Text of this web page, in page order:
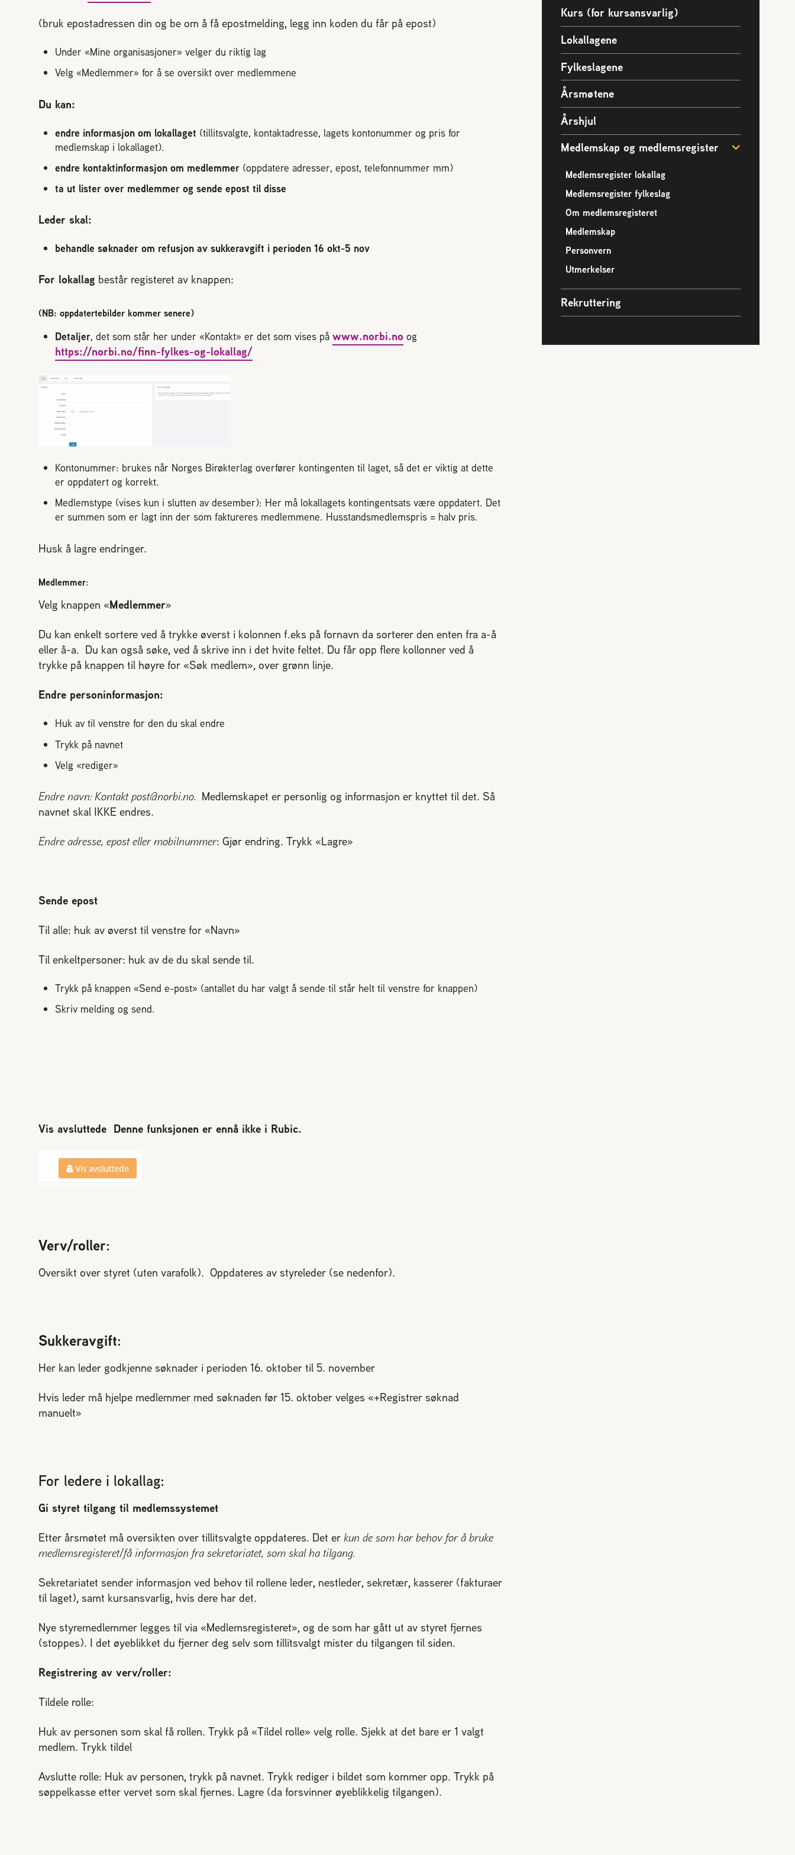
Evigung dronning
Pollinering
Vekter
Samarbeidspartnere og
Presse
Vedtekter
Bladet Birøkteren
Foredrag og utadrettet virksomhet
Norges Birøkterlags standpunkt
STARTE MED BIER
Ofte stilte spørsmål
Sjekkliste for kjøp og salg av bier
Kan jeg importere bier?
MIN SIDE
Gå til rubic.no
KONTAKT
2004 Lillestrøm
TEL 63 94 20 80
(bruk epostadressen din og be om å få epostmelding, legg inn koden du får på epost)
Under «Mine organisasjoner» velger du riktig lag
Velg «Medlemmer» for å se oversikt over medlemmene
Du kan:
endre informasjon om lokallaget (tillitsvalgte, kontaktadresse, lagets kontonummer og pris for
medlemskap i lokallaget).
endre kontaktinformasjon om medlemmer (oppdatere adresser, epost, telefonnummer mm)
ta ut lister over medlemmer og sende epost til disse
Leder skal:
behandle søknader om refusjon av sukkeravgift i perioden 16 okt-5 nov
For lokallag består registeret av knappen:
(NB: oppdatertebilder kommer senere)
Detaljer, det som står her under «Kontakt» er det som vises på www.norbi.no og
https://norbi.no/finn-fylkes-og-lokallag/
Kontonummer: brukes når Norges Birøkterlag overfører kontingenten til laget, så det er viktig at dette
er oppdatert og korrekt.
Medlemstype (vises kun i slutten av desember): Her må lokallagets kontingentsats være oppdatert. Det
er summen som er lagt inn der som faktureres medlemmene. Husstandsmedlemspris = halv pris.
Husk å lagre endringer.
Medlemmer:
Velg knappen «Medlemmer»
Du kan enkelt sortere ved å trykke øverst i kolonnen f.eks på fornavn da sorterer den enten fra a-å
eller å-a. Du kan også søke, ved å skrive inn i det hvite feltet. Du får opp flere kollonner ved å
trykke på knappen til høyre for «Søk medlem», over grønn linje.
Endre personinformasjon:
Huk av til venstre for den du skal endre
Trykk på navnet
Velg «rediger»
Endre navn: Kontakt post@norbi.no. Medlemskapet er personlig og informasjon er knyttet til det. Så
navnet skal IKKE endres.
Endre adresse, epost eller mobilnummer: Gjør endring. Trykk «Lagre»
Sende epost
Til alle: huk av øverst til venstre for «Navn»
Til enkeltpersoner: huk av de du skal sende til.
Trykk på knappen «Send e-post» (antallet du har valgt å sende til står helt til venstre for knappen)
Skriv melding og send.
Vis avsluttede Denne funksjonen er ennå ikke i Rubic.
Verv/roller:
Oversikt over styret (uten varafolk). Oppdateres av styreleder (se nedenfor).
Sukkeravgift:
Her kan leder godkjenne søknader i perioden 16. oktober til 5. november
Hvis leder må hjelpe medlemmer med søknaden før 15. oktober velges «+Registrer søknad
manuelt»
For ledere i lokallag:
Gi styret tilgang til medlemssystemet
Etter årsmøtet må oversikten over tillitsvalgte oppdateres. Det erkun de som har behov for å bruke
medlemsregisteret/få informasjon fra sekretariatet, som skal ha tilgang.
Sekretariatet sender informasjon ved behov til rollene leder, nestleder, sekretær, kasserer (fakturaer
til laget), samt kursansvarlig, hvis dere har det.
Nye styremedlemmer legges til via «Medlemsregisteret», og de som har gått ut av styret fjernes
(stoppes). I det øyeblikket du fjerner deg selv som tillitsvalgt mister du tilgangen til siden.
Registrering av verv/roller:
Tildele rolle:
Huk av personen som skal få rollen. Trykk på «Tildel rolle» velg rolle. Sjekk at det bare er 1 valgt
medlem. Trykk tildel
Avslutte rolle: Huk av personen, trykk på navnet. Trykk rediger i bildet som kommer opp. Trykk på
søppelkasse etter vervet som skal fjernes. Lagre (da forsvinner øyeblikkelig tilgangen).
Kurs (for kursansvarlig)
Lokallagene
Fylkeslagene
Årsmøtene
Årshjul
Medlemskap og medlemsregister
Medlemsregister lokallag
Medlemsregister fylkeslag
Om medlemsregisteret
Medlemskap
Personvern
Utmerkelser
Rekruttering